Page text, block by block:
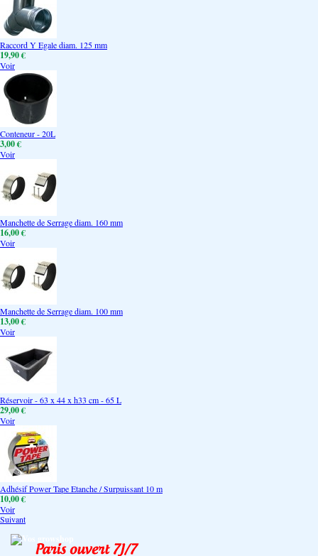
Raccord Y Egale diam. 125 mm
19,90 €
Voir
Conteneur - 20L
3,00 €
Voir
Manchette de Serrage diam. 160 mm
16,00 €
Voir
Manchette de Serrage diam. 100 mm
13,00 €
Voir
Réservoir - 63 x 44 x h33 cm - 65 L
29,00 €
Voir
Adhésif Power Tape Etanche / Surpuissant 10 m
10,00 €
Voir
Suivant